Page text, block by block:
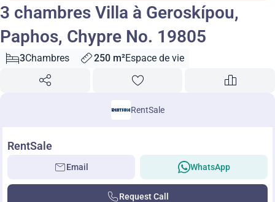
3 chambres Villa à Geroskípou,
Paphos, Chypre No. 19805
3Chambres 250 m²Espace de vie
RentSale
RentSale
Email WhatsApp
Request Call